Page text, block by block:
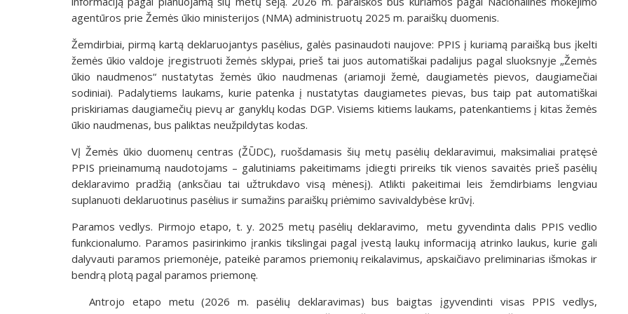
agentūros prie Žemės ūkio ministerijos (NMA) administruotų 2025 m. paraiškų duomenis.
Žemdirbiai, pirmą kartą deklaruojantys pasėlius, galės pasinaudoti naujove: PPIS į kuriamą paraišką bus įkelti
žemės ūkio valdoje įregistruoti žemės sklypai, prieš tai juos automatiškai padalijus pagal sluoksnyje „Žemės
ūkio naudmenos“ nustatytas žemės ūkio naudmenas (ariamoji žemė, daugiametės pievos, daugiamečiai
sodiniai). Padalytiems laukams, kurie patenka į nustatytas daugiametes pievas, bus taip pat automatiškai
priskiriamas daugiamečių pievų ar ganyklų kodas DGP. Visiems kitiems laukams, patenkantiems į kitas žemės
ūkio naudmenas, bus paliktas neužpildytas kodas.
VĮ Žemės ūkio duomenų centras (ŽŪDC), ruošdamasis šių metų pasėlių deklaravimui, maksimaliai pratęsė
PPIS prieinamumą naudotojams – galutiniams pakeitimams įdiegti prireiks tik vienos savaitės prieš pasėlių
deklaravimo pradžią (anksčiau tai užtrukdavo visą mėnesį). Atlikti pakeitimai leis žemdirbiams lengviau
suplanuoti deklaruotinus pasėlius ir sumažins paraiškų priėmimo savivaldybėse krūvį.
Paramos vedlys. Pirmojo etapo, t. y. 2025 metų pasėlių deklaravimo, metu gyvendinta dalis PPIS vedlio
funkcionalumo. Paramos pasirinkimo įrankis tikslingai pagal įvestą laukų informaciją atrinko laukus, kurie gali
dalyvauti paramos priemonėje, pateikė paramos priemonių reikalavimus, apskaičiavo preliminarias išmokas ir
bendrą plotą pagal paramos priemonę.
Antrojo etapo metu (2026 m. pasėlių deklaravimas) bus baigtas įgyvendinti visas PPIS vedlys,